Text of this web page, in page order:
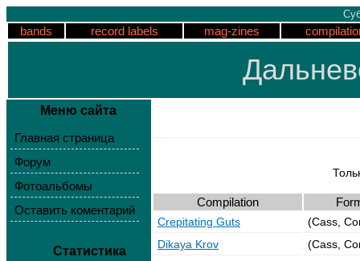
bands record labels mag-zines
Меню сайта
Главная страница
Форум
Фотоальбомы
Оставить коментарий
Статистика
Compilation
Crepitating Guts
(Cass,
Dikaya Krov
(Cass,